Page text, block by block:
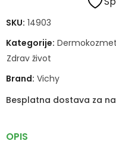
SKU: 14903
Kategorije:
Zdrav život
Brand: Vichy
Besplatna dostava za
OPIS